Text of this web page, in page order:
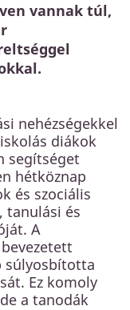
vannak túl,
nehézségekkel
diákok
segítséget
hétköznap
és szociális
tanulási és
A
súlyosbította
Ez komoly
a tanodák